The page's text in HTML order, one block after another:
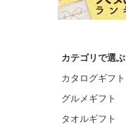
カテゴリで選ぶ
カタログギフト
グルメギフト
タオルギフト